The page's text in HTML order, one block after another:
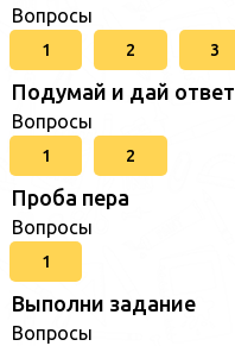
Вопросы
1 2 3
Подумай и дай ответ
Вопросы
1 2
Проба пера
Вопросы
1
Выполни задание
Вопросы